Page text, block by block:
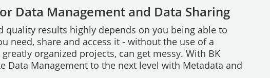
Data Management and Data Sharing
quality results highly depends on you being able to
need, share and access it - without the use of a
greatly organized projects, can get messy. With BK
Data Management to the next level with Metadata and